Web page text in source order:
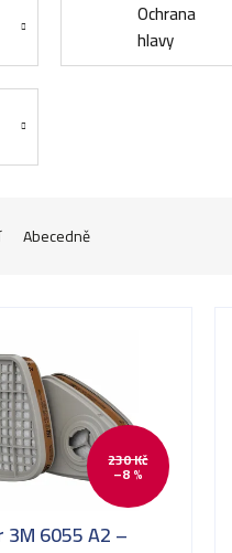
Ochrana
hlavy
Abecedně
230 Kč
–8 %
3M 6055 A2 –